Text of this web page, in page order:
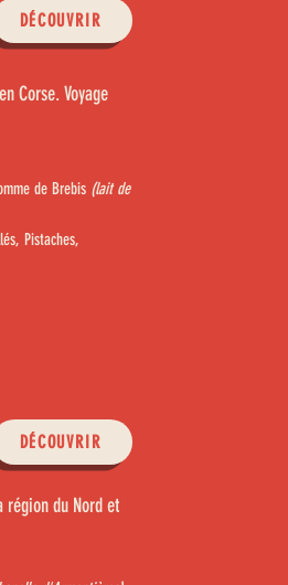
DÉCOUVRIR
Corse. Voyage
de Brebis (lait de
Pistaches,
DÉCOUVRIR
région du Nord et